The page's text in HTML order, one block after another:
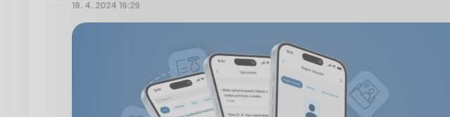
18. 4. 2024 16:29